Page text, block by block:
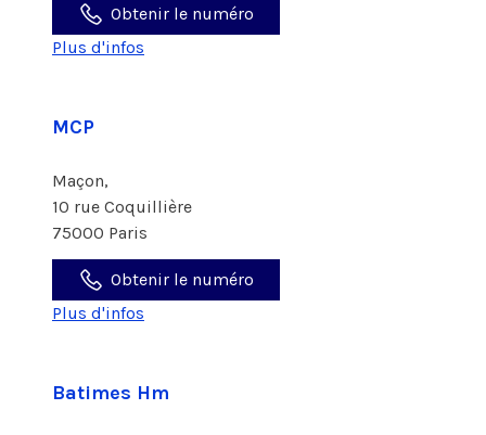
Obtenir le numéro
Plus d'infos
MCP
Maçon,
10 rue Coquillière
75000 Paris
Obtenir le numéro
Plus d'infos
Batimes Hm